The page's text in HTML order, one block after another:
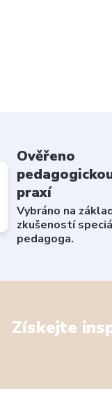
Ověřeno
praxí
Vybráno na
zkušeností
pedagoga.
Získejte